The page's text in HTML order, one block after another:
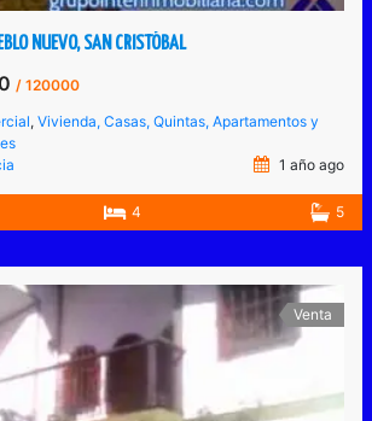
NUEVO, SAN CRISTÓBAL
/ 120000
,Vivienda, Casas, Quintas, Apartamentos y
1 año ago
4 5
Venta